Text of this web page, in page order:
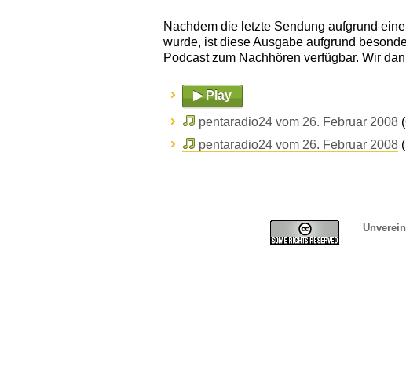
Nachdem die letzte Sendung aufgrund
wurde, ist diese Ausgabe aufgrund
Podcast zum Nachhören verfügbar. Wir
▶ Play
pentaradio24 vom 26. Februar 2008
pentaradio24 vom 26. Februar 2008